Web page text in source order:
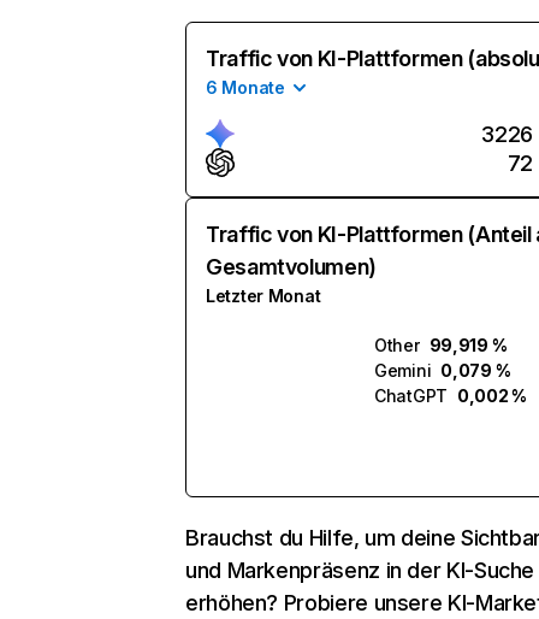
Traffic von KI-Plattformen
6 Monate
3226
72
Traffic von KI-Plattformen (Anteil
Gesamtvolumen)
Letzter Monat
Other 99,919 %
Gemini 0,079 %
ChatGPT 0,002 %
Brauchst du Hilfe, um deine
und Markenpräsenz in der KI-Suche
erhöhen? Probiere unsere KI-